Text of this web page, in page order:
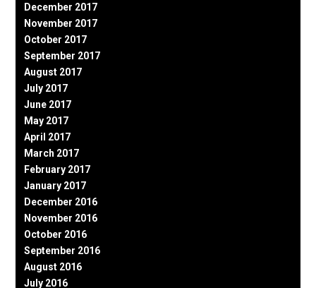
December 2017
November 2017
October 2017
September 2017
August 2017
July 2017
June 2017
May 2017
April 2017
March 2017
February 2017
January 2017
December 2016
November 2016
October 2016
September 2016
August 2016
July 2016